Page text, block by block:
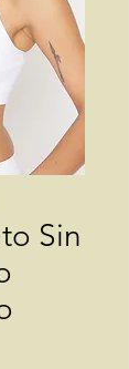
Sin